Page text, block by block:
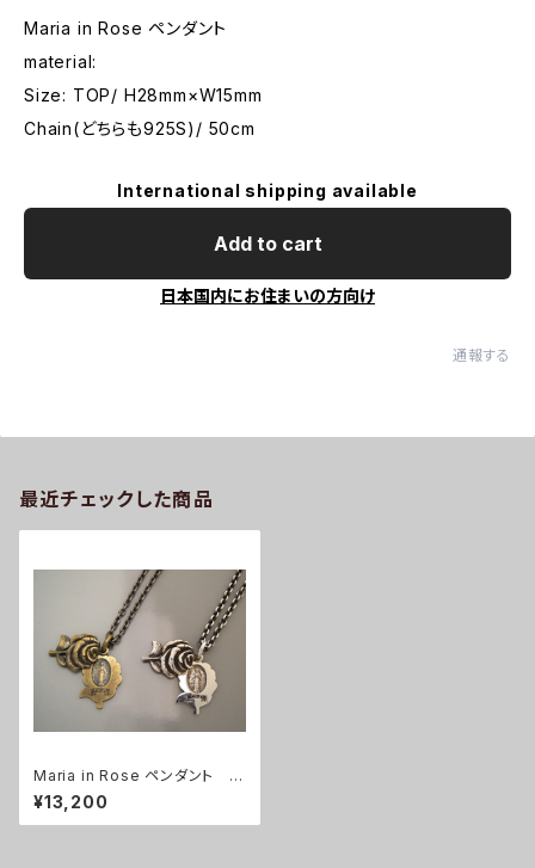
Maria in Rose ペンダント
material:
Size: TOP/ H28mm×W15mm
Chain(どちらも925S)/ 50cm
International shipping available
Add to cart
日本国内にお住まいの方向け
通報する
最近チェックした商品
Maria in Rose ペンダント S
V & Brass
¥13,200